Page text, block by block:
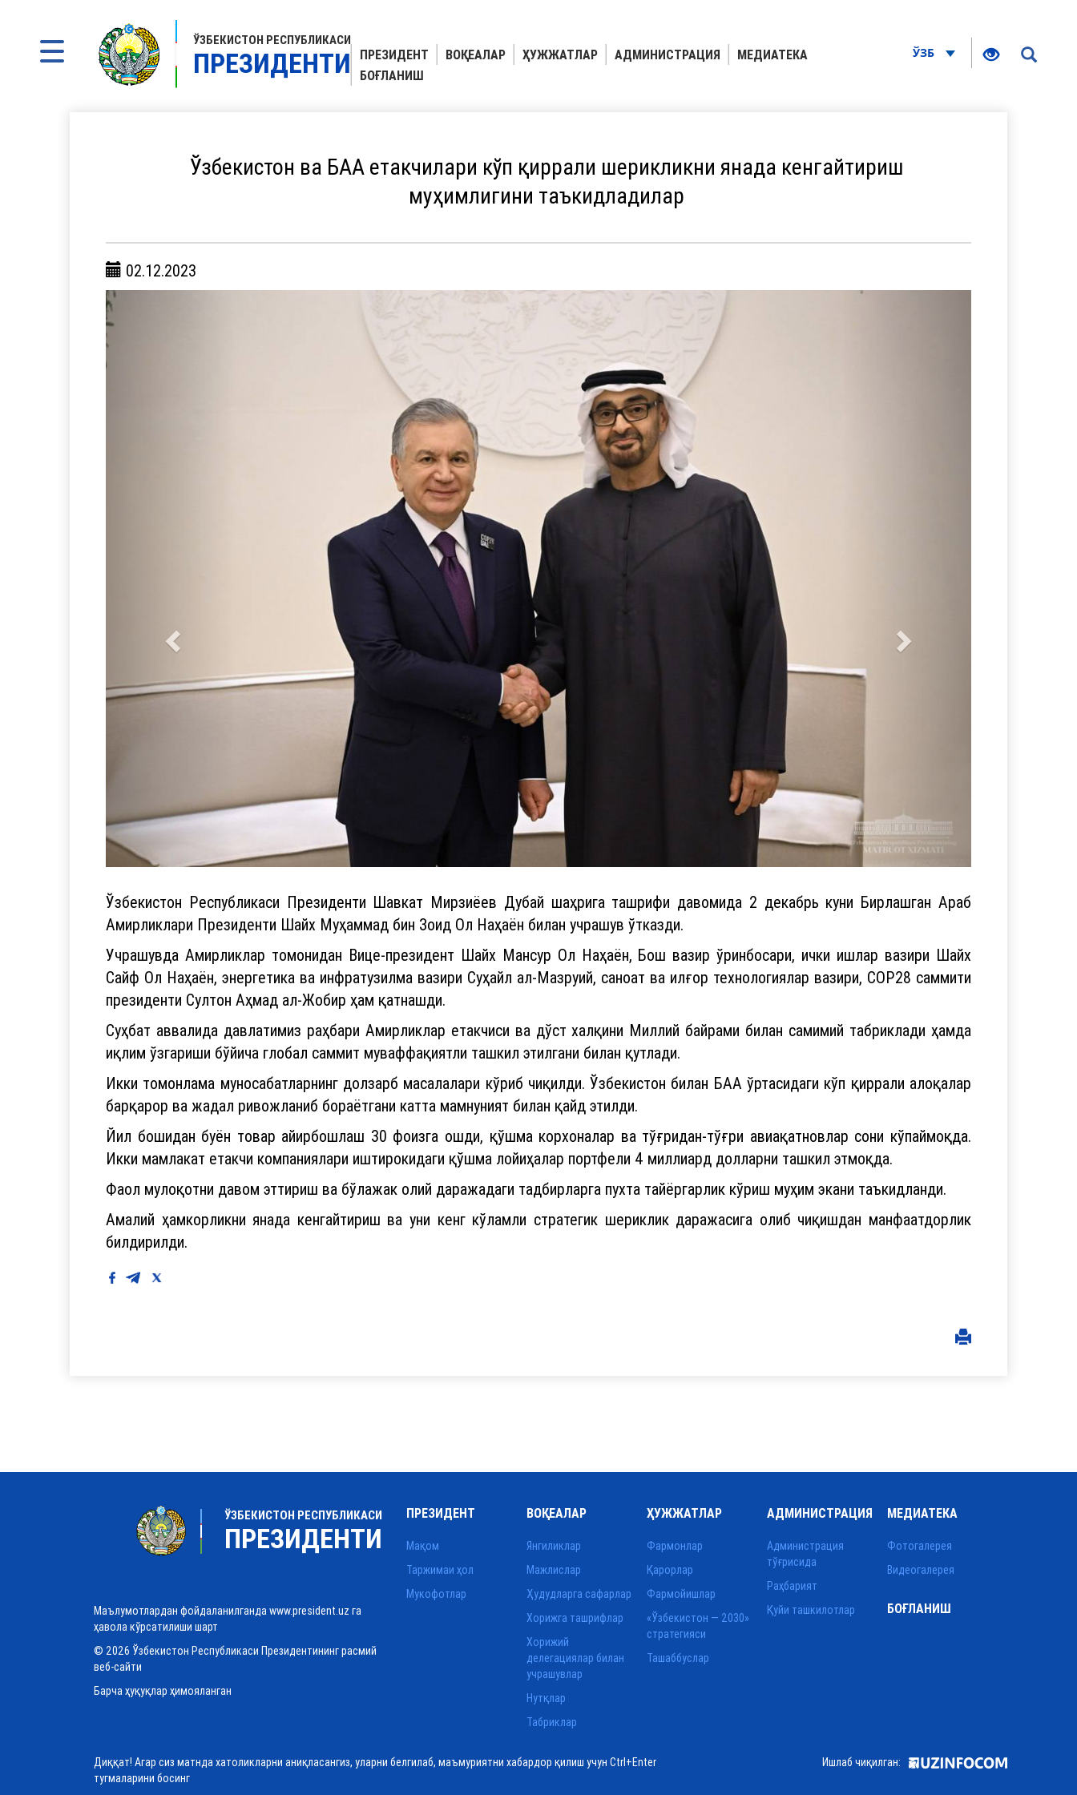
ЎЗБЕКИСТОН РЕСПУБЛИКАСИ
ПРЕЗИДЕНТИ ПРЕЗИДЕНТ ВОҚЕАЛАР ҲУЖЖАТЛАР АДМИНИСТРАЦИЯ
МЕДИАТЕКА
БОҒЛАНИШ
ЎЗБ
Ўзбекистон ва БАА етакчилари кўп қиррали шерикликни янада кенгайтириш
муҳимлигини таъкидладилар
02.12.2023
Ўзбекистон Республикаси Президенти Шавкат Мирзиёев Дубай шаҳрига ташрифи давомида 2 декабрь куни Бирлашган Араб
Амирликлари Президенти Шайх Муҳаммад бин Зоид Ол Наҳаён билан учрашув ўтказди.
Учрашувда Амирликлар томонидан Вице-президент Шайх Мансур Ол Наҳаён, Бош вазир ўринбосари, ички ишлар вазири Шайх
Сайф Ол Наҳаён, энергетика ва инфратузилма вазири Суҳайл ал-Мазруий, саноат ва илғор технологиялар вазири, COP28 саммити
президенти Султон Аҳмад ал-Жобир ҳам қатнашди.
Суҳбат аввалида давлатимиз раҳбари Амирликлар етакчиси ва дўст халқини Миллий байрами билан самимий табриклади ҳамда
иқлим ўзгариши бўйича глобал саммит муваффақиятли ташкил этилгани билан қутлади.
Икки томонлама муносабатларнинг долзарб масалалари кўриб чиқилди. Ўзбекистон билан БАА ўртасидаги кўп қиррали алоқалар
барқарор ва жадал ривожланиб бораётгани катта мамнуният билан қайд этилди.
Йил бошидан буён товар айирбошлаш 30 фоизга ошди, қўшма корхоналар ва тўғридан-тўғри авиақатновлар сони кўпаймоқда.
Икки мамлакат етакчи компаниялари иштирокидаги қўшма лойиҳалар портфели 4 миллиард долларни ташкил этмоқда.
Фаол мулоқотни давом эттириш ва бўлажак олий даражадаги тадбирларга пухта тайёргарлик кўриш муҳим экани таъкидланди.
Амалий ҳамкорликни янада кенгайтириш ва уни кенг кўламли стратегик шериклик даражасига олиб чиқишдан манфаатдорлик
билдирилди.
ЎЗБЕКИСТОН РЕСПУБЛИКАСИ
ПРЕЗИДЕНТИ
Маълумотлардан фойдаланилганда www.president.uz га
ҳавола кўрсатилиши шарт
© 2026 Ўзбекистон Республикаси Президентининг расмий
веб-сайти
Барча ҳуқуқлар ҳимояланган
ПРЕЗИДЕНТ
Мақом
Таржимаи ҳол
Мукофотлар
ВОҚЕАЛАР
Янгиликлар
Мажлислар
Ҳудудларга сафарлар
Хорижга ташрифлар
Хорижий
делегациялар билан
учрашувлар
Нутқлар
Табриклар
ҲУЖЖАТЛАР
Фармонлар
Қарорлар
Фармойишлар
«Ўзбекистон — 2030»
стратегияси
Ташаббуслар
АДМИНИСТРАЦИЯ
Администрация
тўғрисида
Раҳбарият
Қуйи ташкилотлар
МЕДИАТЕКА
Фотогалерея
Видеогалерея
БОҒЛАНИШ
Диққат! Агар сиз матнда хатоликларни аниқласангиз, уларни белгилаб, маъмуриятни хабардор қилиш учун Ctrl+Enter
тугмаларини босинг
Ишлаб чиқилган: